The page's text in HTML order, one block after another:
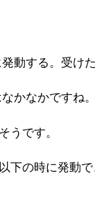
動する。受
かなかですね。
うです。
の時に発動